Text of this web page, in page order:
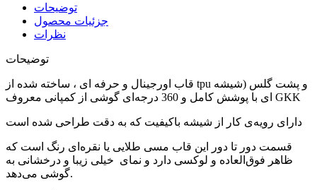
توضیحات
جزئیات محصول
نظرات
توضیحات
قاب اورجینال و حرفه ای ، ساخته شده از tpu و پشت گلس (شیشه
ای با پوشش کامل و 360 درجه‌ای گوشی از کمپانی معروف GKK
دارای رویه‌ی کار از شیشه باکیفیت که به دقت طراحی شده است
قسمت دور تا دور این قاب مسی طلایی یا نقره‌ای رنگ است که
ظاهر فوق‌العاده و لوکسی دارد و نمای خیلی زیبا و درخشانی به
گوشی می‌دهد.